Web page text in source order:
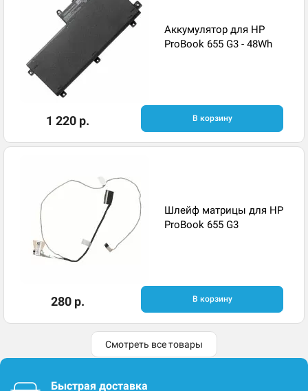
Аккумулятор для HP
ProBook 655 G3 - 48Wh
1 220 р. В корзину
Шлейф матрицы для HP
ProBook 655 G3
280 р. В корзину
Смотреть все товары
Быстрая доставка